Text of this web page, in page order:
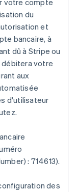
votre compte
du
et
bancaire, à
dû à Stripe ou
débitera votre
aux
d'utilisateur
: 714613).
des